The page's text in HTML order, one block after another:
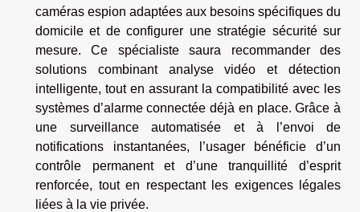
caméras espion adaptées aux besoins spécifiques du
domicile et de configurer une stratégie sécurité sur
mesure. Ce spécialiste saura recommander des
solutions combinant analyse vidéo et détection
intelligente, tout en assurant la compatibilité avec les
systèmes d’alarme connectée déjà en place. Grâce à
une surveillance automatisée et à l’envoi de
notifications instantanées, l’usager bénéficie d’un
contrôle permanent et d’une tranquillité d’esprit
renforcée, tout en respectant les exigences légales
liées à la vie privée.